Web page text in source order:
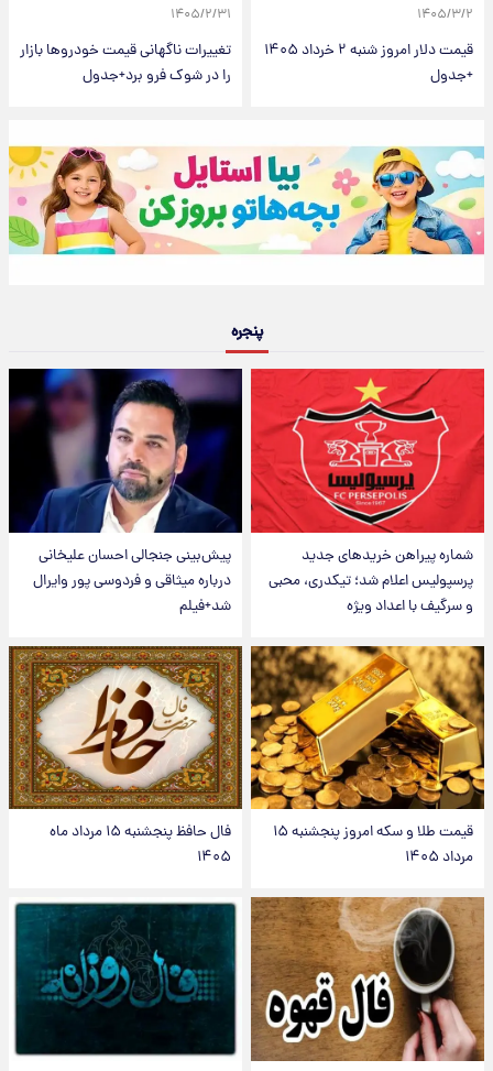
۱۴۰۵/۳/۲
قیمت دلار امروز شنبه ۲ خرداد ۱۴۰۵
+جدول
۱۴۰۵/۲/۳۱
تغییرات ناگهانی قیمت خودروها بازار
را در شوک فرو برد+جدول
پنجره
شماره پیراهن خریدهای جدید
پرسپولیس اعلام شد؛ تیکدری، محبی
و سرگیف با اعداد ویژه
پیش‌بینی جنجالی احسان علیخانی
درباره میثاقی و فردوسی پور وایرال
شد+فیلم
قیمت طلا و سکه امروز پنجشنبه ۱۵
مرداد ۱۴۰۵
فال حافظ پنجشنبه ۱۵ مرداد ماه
۱۴۰۵